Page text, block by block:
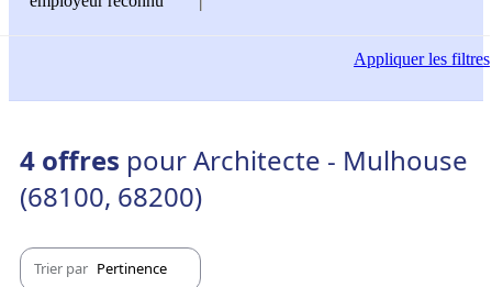
Appliquerles filtres
4 offres pour Architecte - Mulhouse
(68100, 68200)
Trier par Pertinence